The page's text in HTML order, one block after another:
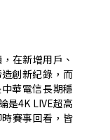
在新增用戶、
創新紀錄，而
華電信長期穩
是4K LIVE超高
賽事回看，皆